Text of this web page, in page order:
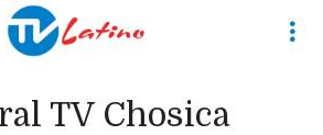
TV Chosica